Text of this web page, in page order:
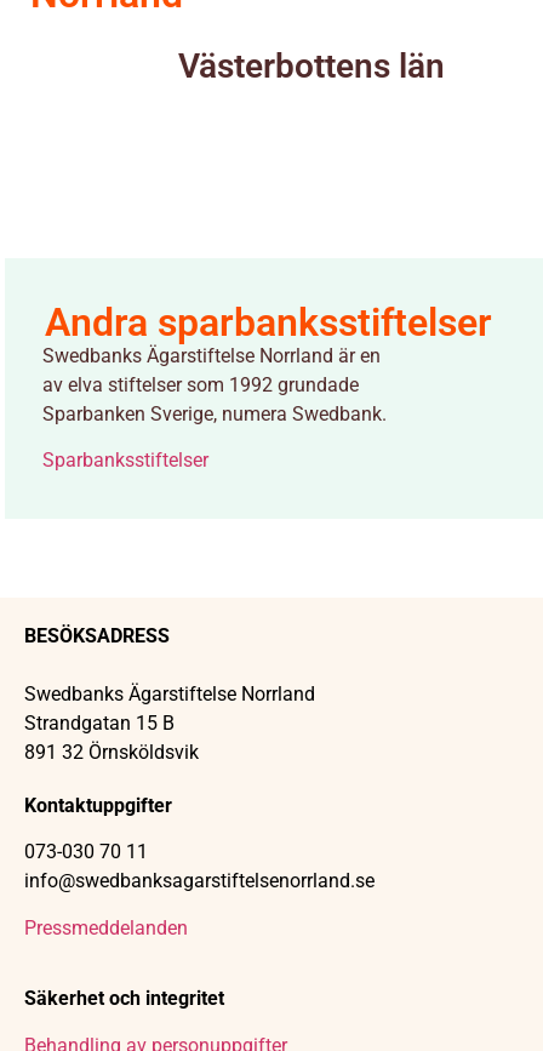
Västerbottens län
Andra sparbanksstiftelser
Swedbanks Ägarstiftelse Norrland är en
av elva stiftelser som 1992 grundade
Sparbanken Sverige, numera Swedbank.
Sparbanksstiftelser
BESÖKSADRESS
Swedbanks Ägarstiftelse Norrland
Strandgatan 15 B
891 32 Örnsköldsvik
Kontaktuppgifter
073-030 70 11
info@swedbanksagarstiftelsenorrland.se
Pressmeddelanden
Säkerhet och integritet
Behandling av personuppgifter